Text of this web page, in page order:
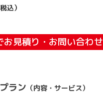
税込）
お見積り・お問い合わせ
ラン （内容・サービス）